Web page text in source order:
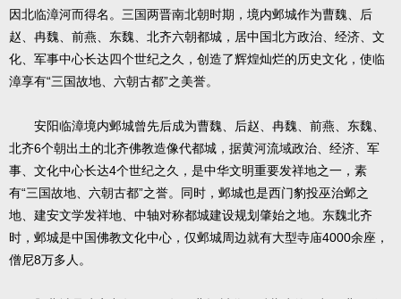
因北临漳河而得名。三国两晋南北朝时期，境内邺城作为曹魏、后
赵、冉魏、前燕、东魏、北齐六朝都城，居中国北方政治、经济、文
化、军事中心长达四个世纪之久，创造了辉煌灿烂的历史文化，使临
漳享有“三国故地、六朝古都”之美誉。
安阳临漳境内邺城曾先后成为曹魏、后赵、冉魏、前燕、东魏、
北齐6个朝出土的北齐佛教造像代都城，据黄河流域政治、经济、军
事、文化中心长达4个世纪之久，是中华文明重要发祥地之一，素
有“三国故地、六朝古都”之誉。同时，邺城也是西门豹投巫治邺之
地、建安文学发祥地、中轴对称都城建设规划肇始之地。东魏北齐
时，邺城是中国佛教文化中心，仅邺城周边就有大型寺庙4000余座，
僧尼8万多人。